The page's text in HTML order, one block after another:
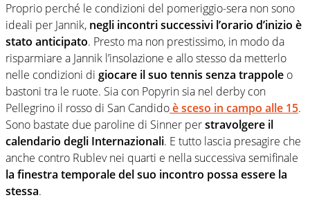
Proprio perché le condizioni del pomeriggio-sera non sono
ideali per Jannik, negli incontri successivi l’orario d’inizio è
stato anticipato. Presto ma non prestissimo, in modo da
risparmiare a Jannik l’insolazione e allo stesso da metterlo
nelle condizioni di giocare il suo tennis senza trappole o
bastoni tra le ruote. Sia con Popyrin sia nel derby con
Pellegrino il rosso di San Candidoè sceso in campo alle 15.
Sono bastate due paroline di Sinner perstravolgere il
calendario degli Internazionali. E tutto lascia presagire che
anche contro Rublev nei quarti e nella successiva semifinale
la finestra temporale del suo incontro possa essere la
stessa.